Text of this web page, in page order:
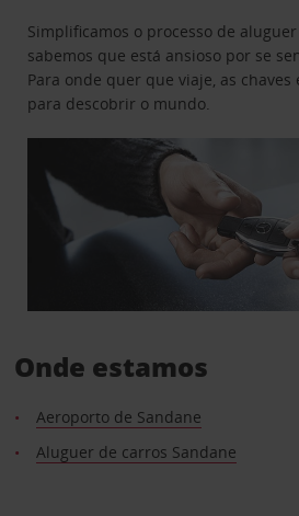
Simplificamos o processo de
sabemos que está ansioso por se
Para onde quer que viaje, as chaves
para descobrir o mundo.
Onde estamos
Aeroporto de Sandane
Aluguer de carros Sandane